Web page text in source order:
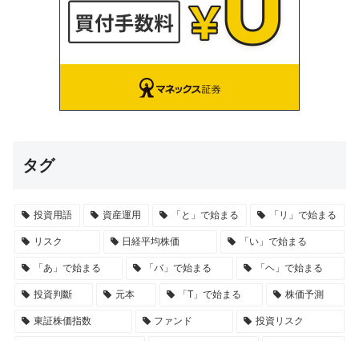
タグ
投資用語 資産運用 「と」で始まる 「リ」で始まる
リスク 日経平均株価 「い」で始まる
「あ」で始まる 「バ」で始まる 「ヘ」で始まる
投資判斷 元本 「T」で始まる 株価予測
東証株価指数 ファンド 投資リスク